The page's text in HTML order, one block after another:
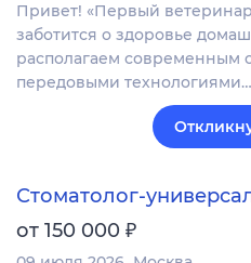
Привет! «Первый
заботится о здоровье
располагаем современным
передовыми технологиями…
Стоматолог-
от 150 000 ₽